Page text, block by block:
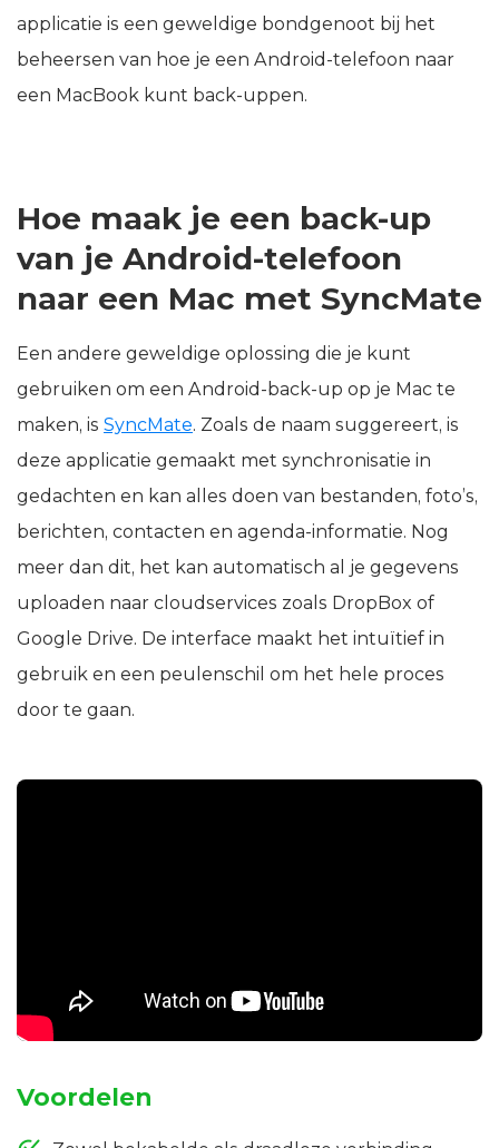
applicatie is een geweldige bondgenoot bij het
beheersen van hoe je een Android-telefoon naar
een MacBook kunt back-uppen.
Hoe maak je een back-up
van je Android-telefoon
naar een Mac met SyncMate
Een andere geweldige oplossing die je kunt
gebruiken om een Android-back-up op je Mac te
maken, is SyncMate. Zoals de naam suggereert, is
deze applicatie gemaakt met synchronisatie in
gedachten en kan alles doen van bestanden, foto’s,
berichten, contacten en agenda-informatie. Nog
meer dan dit, het kan automatisch al je gegevens
uploaden naar cloudservices zoals DropBox of
Google Drive. De interface maakt het intuïtief in
gebruik en een peulenschil om het hele proces
door te gaan.
Voordelen